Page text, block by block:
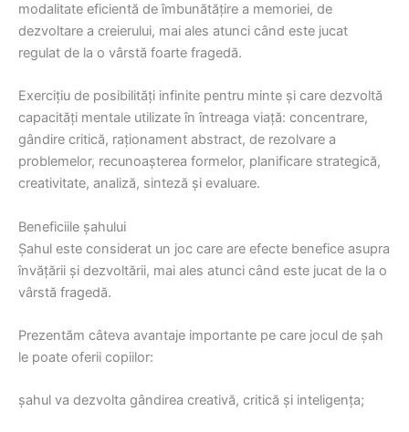
modalitate eficientă de îmbunătățire a memoriei, de
dezvoltare a creierului, mai ales atunci când este jucat
regulat de la o vârstă foarte fragedă.
Exerciţiu de posibilități infinite pentru minte și care dezvoltă
capacităţi mentale utilizate în întreaga viaţă: concentrare,
gândire critică, raţionament abstract, de rezolvare a
problemelor, recunoașterea formelor, planificare strategică,
creativitate, analiză, sinteză şi evaluare.
Beneficiile șahului
Șahul este considerat un joc care are efecte benefice asupra
învățării și dezvoltării, mai ales atunci când este jucat de la o
vârstă fragedă.
Prezentăm câteva avantaje importante pe care jocul de șah
le poate oferii copiilor:
şahul va dezvolta gândirea creativă, critică şi inteligenţa;